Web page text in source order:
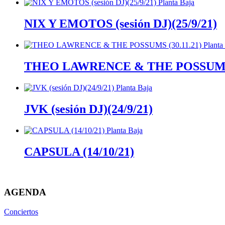
NIX Y EMOTOS (sesión DJ)(25/9/21)
THEO LAWRENCE & THE
JVK (sesión DJ)(24/9/21)
CAPSULA (14/10/21)
AGENDA
Conciertos